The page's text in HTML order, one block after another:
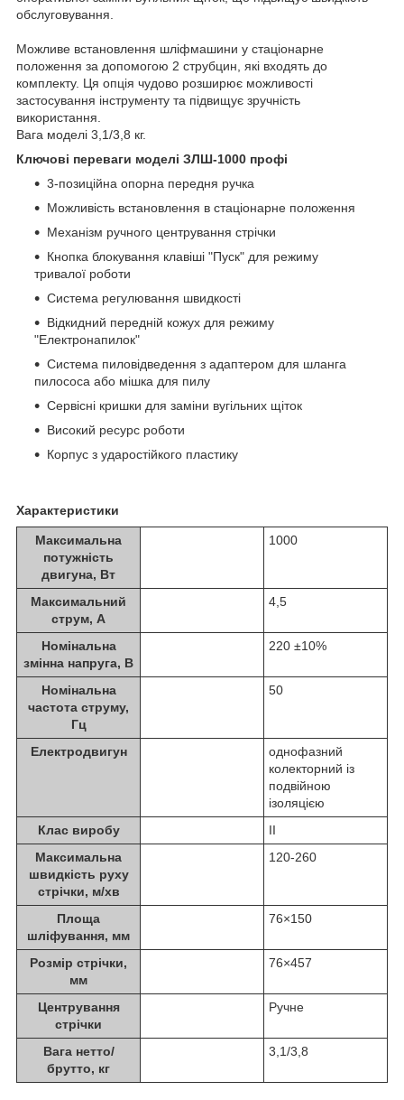
обслуговування.
Можливе встановлення шліфмашини у стаціонарне
положення за допомогою 2 струбцин, які входять до
комплекту. Ця опція чудово розширює можливості
застосування інструменту та підвищує зручність
використання.
Вага моделі 3,1/3,8 кг.
Ключові переваги моделі ЗЛШ-1000 профі
3-позиційна опорна передня ручка
Можливість встановлення в стаціонарне положення
Механізм ручного центрування стрічки
Кнопка блокування клавіші "Пуск" для режиму
тривалої роботи
Система регулювання швидкості
Відкидний передній кожух для режиму
"Електронапилок"
Система пиловідведення з адаптером для шланга
пилососа або мішка для пилу
Сервісні кришки для заміни вугільних щіток
Високий ресурс роботи
Корпус з ударостійкого пластику
Характеристики
Максимальна
потужність
двигуна, Вт
1000
Максимальний
струм, А
4,5
Номінальна
змінна напруга, В
220 ±10%
Номінальна
частота струму,
Гц
50
Електродвигун
однофазний
колекторний із
подвійною
ізоляцією
Клас виробу
II
Максимальна
швидкість руху
стрічки, м/хв
120-260
Площа
шліфування, мм
76×150
Розмір стрічки,
мм
76×457
Центрування
стрічки
Ручне
Вага нетто/
брутто, кг
3,1/3,8